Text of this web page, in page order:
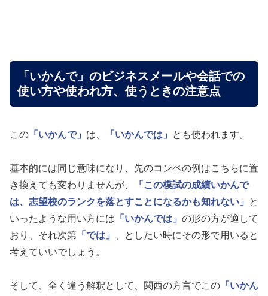
「いかんで」のビジネスメールや会話での
使い方や使われ方、使うときの注意点
この 「いかんで」 は、 「いかんでは」 とも使われます。
基本的には同じ意味になり、先のコンペの例はこちらに置
き換えても変わりませんが、
「この模試の成績いかんで
は、志望校のランクを落とすことになるかも知れない」
と
いったような用い方には 「いかんでは」 の形の方が適して
おり、それ次第 「では」
、としたい時にその形で用いると
考えていいでしょう。
そして、全く違う解釈として、関西の方言でこの 「いかん